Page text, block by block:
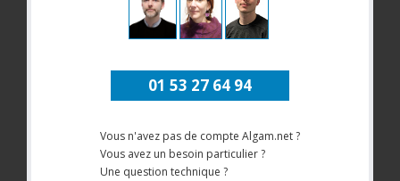
01 53 27 64 94
Vous n'avez pas de compte Algam.net ?
Vous avez un besoin particulier ?
Une question technique ?